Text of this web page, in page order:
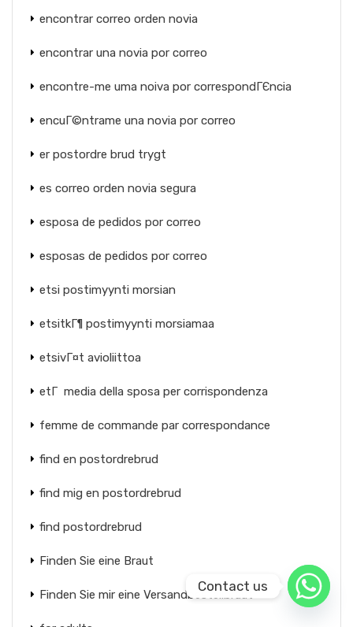
encontrar correo orden novia
encontrar una novia por correo
encontre-me uma noiva por correspondГЄncia
encuГ©ntrame una novia por correo
er postordre brud trygt
es correo orden novia segura
esposa de pedidos por correo
esposas de pedidos por correo
etsi postimyynti morsian
etsitkГ¶ postimyynti morsiamaa
etsivГ¤t avioliittoa
etГ media della sposa per corrispondenza
femme de commande par correspondance
find en postordrebrud
find mig en postordrebrud
find postordrebrud
Finden Sie eine Braut
Finden Sie mir eine Versandbestellbraut
Contact us